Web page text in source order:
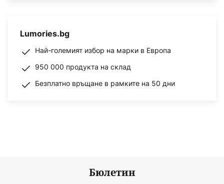
Lumories.bg
Най-големият избор на марки в Европа
950 000 продукта на склад
Безплатно връщане в рамките на 50 дни
Бюлетин